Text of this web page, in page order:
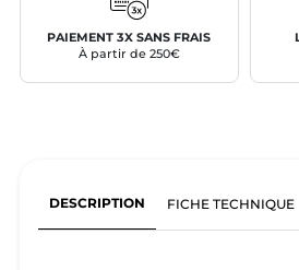
PAIEMENT 3X SANS FRAIS
À partir de 250€
DESCRIPTION FICHE TECHNIQUE